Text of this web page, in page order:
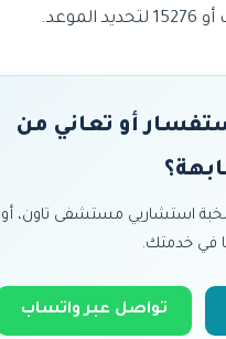
أو تعاني من
استشاريي مستشفى تاون،
في خدمتك.
تواصل عبر واتساب